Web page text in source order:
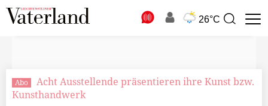
26°C
Suchbegriff
Abo
Acht Ausstellende präsentieren ihre Kunst bzw.
Kunsthandwerk